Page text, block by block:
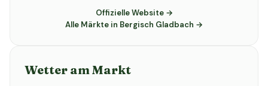
Offizielle Website →
Alle Märkte in Bergisch Gladbach →
Wetter am Markt